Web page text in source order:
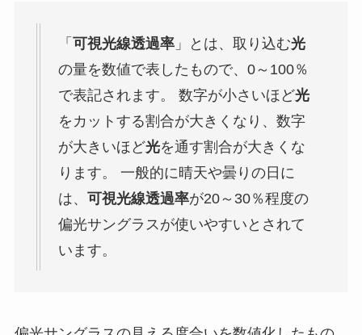
「 可視光線透過率」とは、取り込む光
の量を数値で表したもので、0～100％
で表記されます。 数字が小さいほど光
をカットする割合が大きくなり、数字
が大きいほど光を通す割合が大きくな
ります。 一般的に晴天や曇りの日に
は、 可視光線透過率が20～30％程度の
偏光サングラスが使いやすいとされて
います。